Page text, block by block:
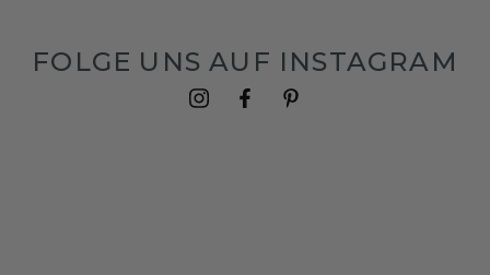
FOLGE UNS AUF INSTAGRAM